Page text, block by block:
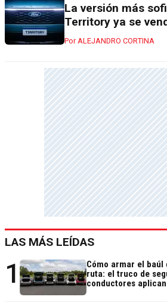
La versión más
Territory ya se
ALEJANDRO CORTINA
LAS MÁS LEÍDAS
1
Cómo armar el
ruta: el truco de
conductores aplican